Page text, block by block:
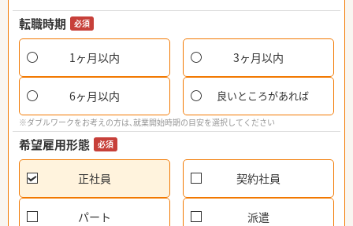
転職時期 必須
1ヶ月以内 3ヶ月以内
6ヶ月以内 良いところがあれば
※ダブルワークをお考えの方は、就業開始時期の目安を選択してください
希望雇用形態 必須
正社員 契約社員
パート 派遣